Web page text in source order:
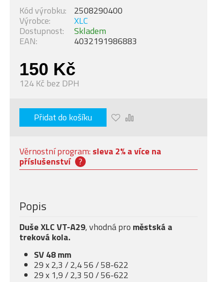
150 Kč
124 Kč bez DPH
Dostupnost: Skladem
Výrobce: XLC
Kód výrobku: 2508290400
EAN: 4032191986883
Přidat do košíku
Věrnostní program: sleva 2% a více na
příslušenství ?
Popis
Duše XLC VT-A29, vhodná pro městská a
treková kola.
SV 48 mm
29 x 2,3 / 2,4 56 / 58-622
29 x 1,9 / 2,3 50 / 56-622